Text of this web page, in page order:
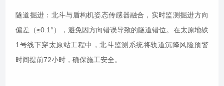
隧道掘进：北斗与盾构机姿态传感器融合，实时监测掘进方向
偏差（≤0.1°），避免因方向错误导致的隧道错位。在太原地铁
1号线下穿太原站工程中，北斗监测系统将轨道沉降风险预警
时间提前72小时，确保施工安全。